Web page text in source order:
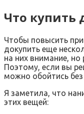
Что купить
Чтобы повысить
докупить еще
на них внимание,
Поэтому, если вы
можно обойтись без
Я заметила, что
этих вещей: